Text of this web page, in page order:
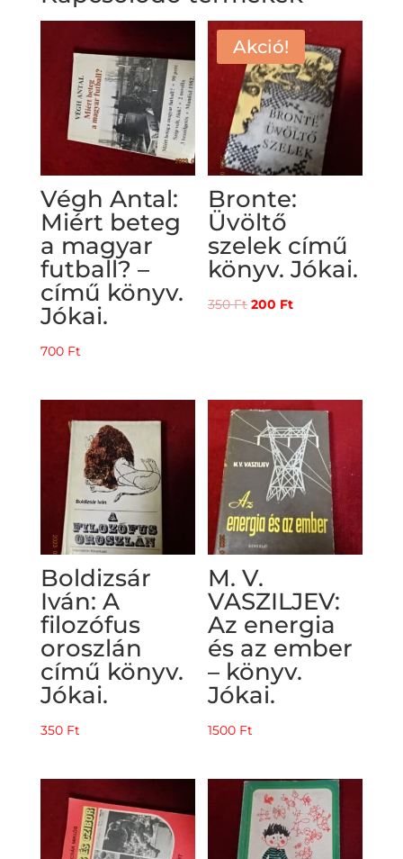
Végh Antal:
Miért beteg
a magyar
futball? –
című könyv.
Jókai.
700 Ft
Akció!
Bronte:
Üvöltő
szelek című
könyv. Jókai.
350Ft Original
200 FtCurrent
Boldizsár
Iván: A
filozófus
oroszlán
című könyv.
Jókai.
350 Ft
M. V.
VASZILJEV:
Az energia
és az ember
– könyv.
Jókai.
1500 Ft